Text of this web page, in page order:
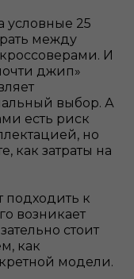
условные 25
между
И
джип»
выбор. А
есть риск
но
как затраты на
подходить к
возникает
стоит
как
модели.